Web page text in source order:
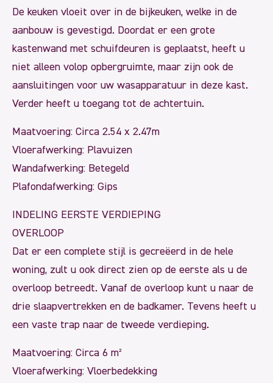
De keuken vloeit over in de bijkeuken, welke in de
aanbouw is gevestigd. Doordat er een grote
kastenwand met schuifdeuren is geplaatst, heeft u
niet alleen volop opbergruimte, maar zijn ook de
aansluitingen voor uw wasapparatuur in deze kast.
Verder heeft u toegang tot de achtertuin.
Maatvoering: Circa 2.54 x 2.47m
Vloerafwerking: Plavuizen
Wandafwerking: Betegeld
Plafondafwerking: Gips
INDELING EERSTE VERDIEPING
OVERLOOP
Dat er een complete stijl is gecreëerd in de hele
woning, zult u ook direct zien op de eerste als u de
overloop betreedt. Vanaf de overloop kunt u naar de
drie slaapvertrekken en de badkamer. Tevens heeft u
een vaste trap naar de tweede verdieping.
Maatvoering: Circa 6 m²
Vloerafwerking: Vloerbedekking